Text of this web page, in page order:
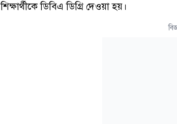
শিক্ষার্থীকে ডিবিএ ডিগ্রি দেওয়া হয়।